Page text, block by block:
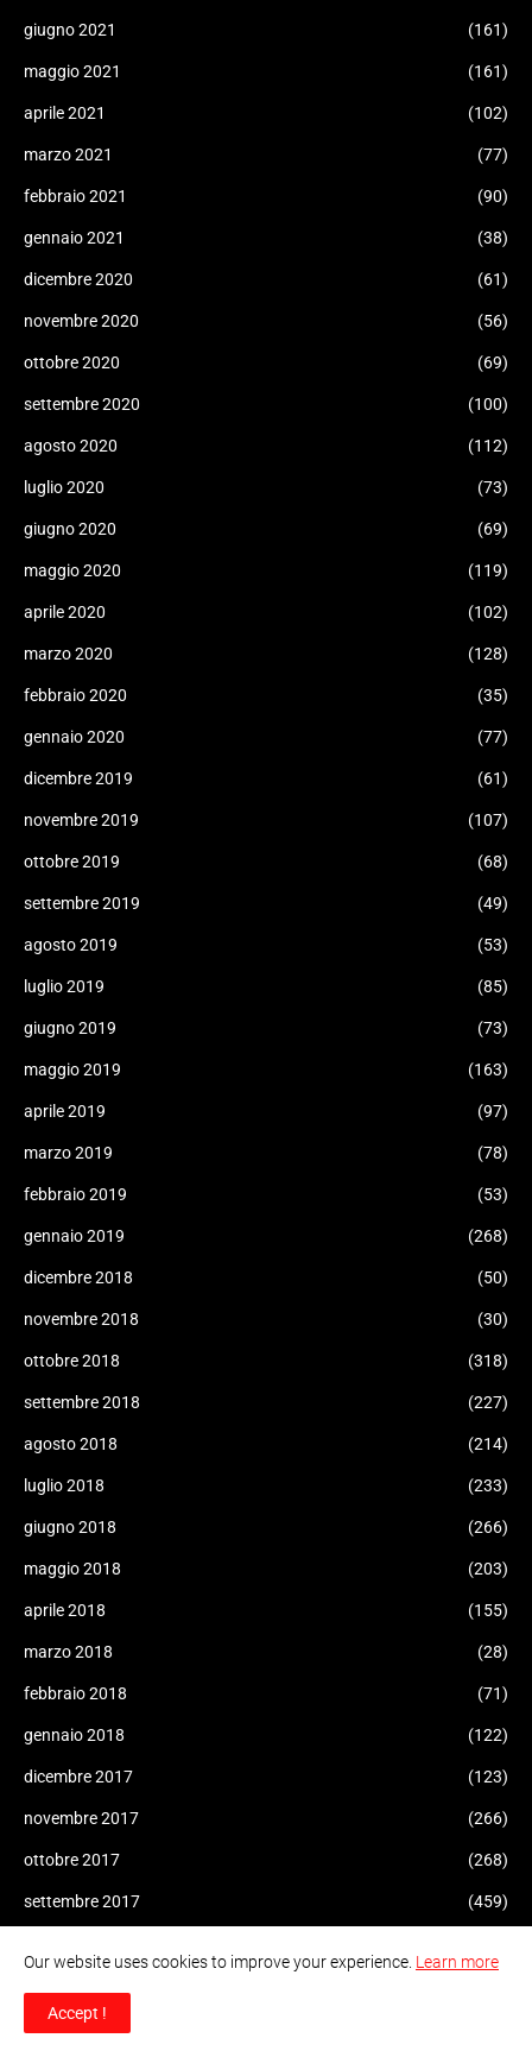
giugno 2021 (161)
maggio 2021 (161)
aprile 2021 (102)
marzo 2021 (77)
febbraio 2021 (90)
gennaio 2021 (38)
dicembre 2020 (61)
novembre 2020 (56)
ottobre 2020 (69)
settembre 2020 (100)
agosto 2020 (112)
luglio 2020 (73)
giugno 2020 (69)
maggio 2020 (119)
aprile 2020 (102)
marzo 2020 (128)
febbraio 2020 (35)
gennaio 2020 (77)
dicembre 2019 (61)
novembre 2019 (107)
ottobre 2019 (68)
settembre 2019 (49)
agosto 2019 (53)
luglio 2019 (85)
giugno 2019 (73)
maggio 2019 (163)
aprile 2019 (97)
marzo 2019 (78)
febbraio 2019 (53)
gennaio 2019 (268)
dicembre 2018 (50)
novembre 2018 (30)
ottobre 2018 (318)
settembre 2018 (227)
agosto 2018 (214)
luglio 2018 (233)
giugno 2018 (266)
maggio 2018 (203)
aprile 2018 (155)
marzo 2018 (28)
febbraio 2018 (71)
gennaio 2018 (122)
dicembre 2017 (123)
novembre 2017 (266)
ottobre 2017 (268)
settembre 2017 (459)
giugno 2017
Our website uses cookies to improve your experience. Learn more
Accept !